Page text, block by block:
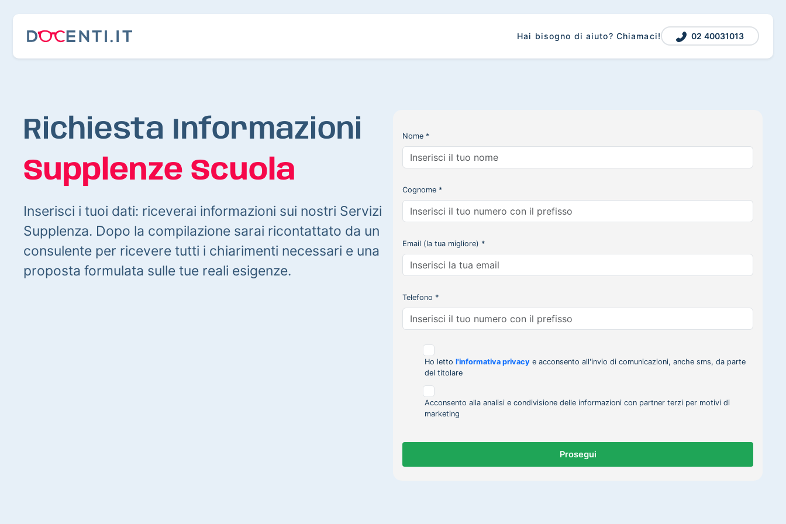
Hai bisogno di aiuto? Chiamaci! 02 40031013
Richiesta Informazioni
Supplenze Scuola
Inserisci i tuoi dati: riceverai informazioni sui nostri Servizi
Supplenza. Dopo la compilazione sarai ricontattato da un
consulente per ricevere tutti i chiarimenti necessari e una
proposta formulata sulle tue reali esigenze.
Nome *
Cognome *
Email (la tua migliore) *
Telefono *
Ho letto l'informativa privacy e acconsento all'invio di comunicazioni, anche sms, da parte
del titolare
Acconsento alla analisi e condivisione delle informazioni con partner terzi per motivi di
marketing